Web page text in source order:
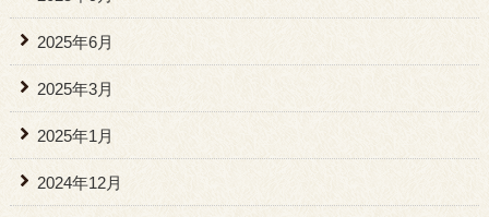
2025年6月
2025年3月
2025年1月
2024年12月